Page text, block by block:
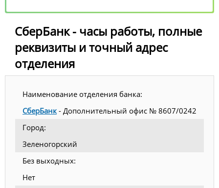
СберБанк - часы работы, полные
реквизиты и точный адрес
отделения
Наименование отделения банка:
СберБанк - Дополнительный офис № 8607/0242
Город:
Зеленогорский
Без выходных:
Нет